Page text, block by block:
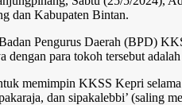
dan Kabupaten Bintan.
Pengurus Daerah (BPD)
para tokoh tersebut
memimpin KKSS Kepri
dan sipakalebbi’ (saling